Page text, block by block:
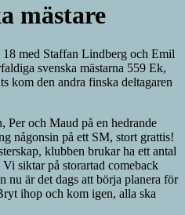
mästare
med Staffan Lindberg och Emil
svenska mästarna 559 Ek,
kom den andra finska deltagaren
och Maud på en hedrande
någonsin på ett SM, stort grattis!
klubben brukar ha ett antal
siktar på storartad comeback
nu är det dags att börja planera för
ihop och kom igen, alla ska